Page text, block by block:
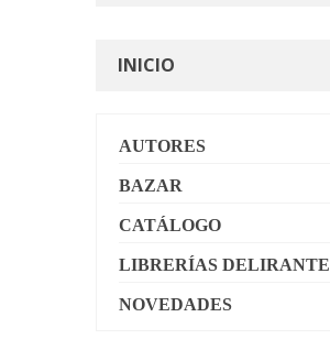
INICIO
AUTORES
BAZAR
CATÁLOGO
LIBRERÍAS DELIRANTE
NOVEDADES